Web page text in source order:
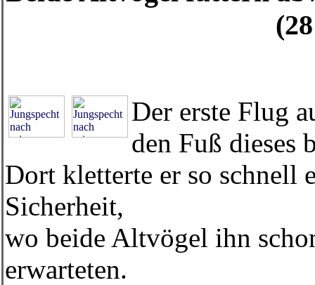
Der erste Flug
den Fuß dieses
Dort kletterte er so schnell
Sicherheit,
wo beide Altvögel ihn
erwarteten.